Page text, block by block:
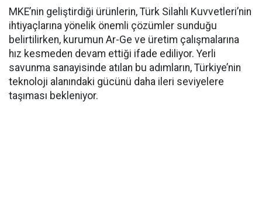
MKE’nin geliştirdiği ürünlerin, Türk Silahlı Kuvvetleri’nin
ihtiyaçlarına yönelik önemli çözümler sunduğu
belirtilirken, kurumun Ar-Ge ve üretim çalışmalarına
hız kesmeden devam ettiği ifade ediliyor. Yerli
savunma sanayisinde atılan bu adımların, Türkiye’nin
teknoloji alanındaki gücünü daha ileri seviyelere
taşıması bekleniyor.